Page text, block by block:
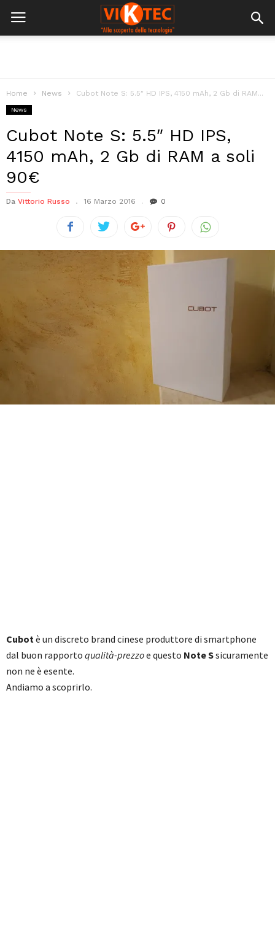
Home News Cubot Note S: 5.5″ HD IPS, 4150 mAh, 2 Gb di RAM...
News
Cubot Note S: 5.5″ HD IPS,
4150 mAh, 2 Gb di RAM a soli
90€
Da Vittorio Russo 16 Marzo 2016 0
Cubotè un discreto brand cinese produttore di smartphone
dal buon rapporto qualità-prezzoe questo Note Ssicuramente
non ne è esente.
Andiamo a scoprirlo.